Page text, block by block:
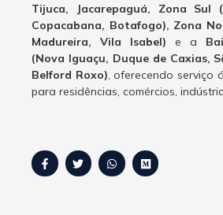
Tijuca, Jacarepaguá, Zona Sul
Copacabana, Botafogo), Zona
Madureira, Vila Isabel) e a
(Nova Iguaçu, Duque de Caxias,
Belford Roxo), oferecendo serviço
para residências, comércios,